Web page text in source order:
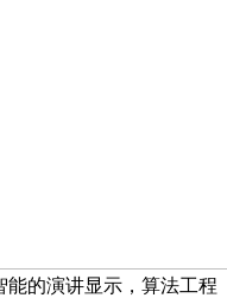
能的演讲显示，算法工程